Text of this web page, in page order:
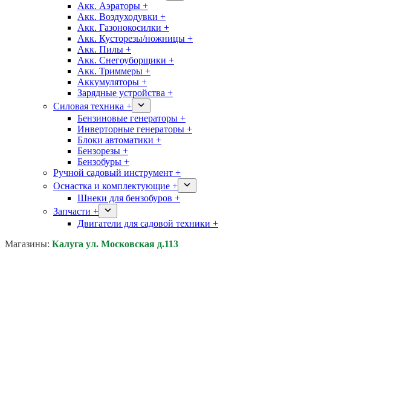
Акк. Аэраторы +
Акк. Воздуходувки +
Акк. Газонокосилки +
Акк. Кусторезы/ножницы +
Акк. Пилы +
Акк. Снегоуборщики +
Акк. Триммеры +
Аккумуляторы +
Зарядные устройства +
Силовая техника +
Бензиновые генераторы +
Инверторные генераторы +
Блоки автоматики +
Бензорезы +
Бензобуры +
Ручной садовый инструмент +
Оснастка и комплектующие +
Шнеки для бензобуров +
Запчасти +
Двигатели для садовой техники +
Магазины: Калуга ул. Московская д.113